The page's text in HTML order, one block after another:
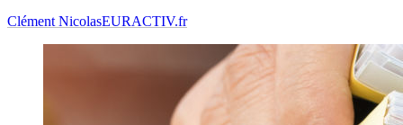
Clément NicolasEURACTIV.fr